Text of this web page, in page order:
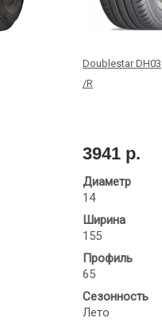
Doublestar DH03
/R
3941 р.
Диаметр
14
Ширина
155
Профиль
65
Сезонность
Лето